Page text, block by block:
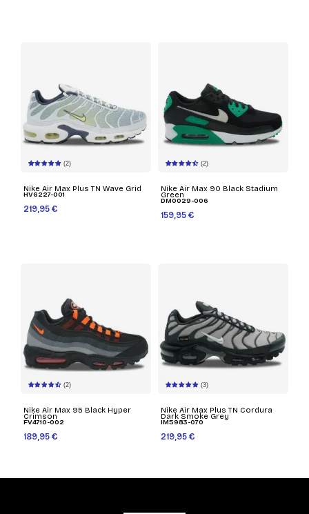
(2)
Nike Air Max Plus TN Wave Grid
HV6227-001
219,95 €
(2)
Nike Air Max 90 Black Stadium
Green
DM0029-006
159,95 €
(2)
Nike Air Max 95 Black Hyper
Crimson
FV4710-002
189,95 €
(3)
Nike Air Max Plus TN Cordura
Dark Smoke Grey
IM5983-070
219,95 €